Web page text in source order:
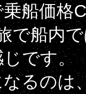
船価格
で船内
です。
るのは